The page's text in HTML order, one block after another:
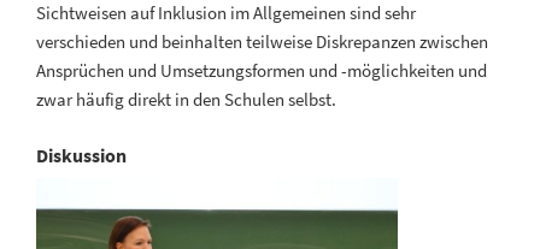
Sichtweisen auf Inklusion im Allgemeinen sind sehr
verschieden und beinhalten teilweise Diskrepanzen zwischen
Ansprüchen und Umsetzungsformen und -möglichkeiten und
zwar häufig direkt in den Schulen selbst.
Diskussion